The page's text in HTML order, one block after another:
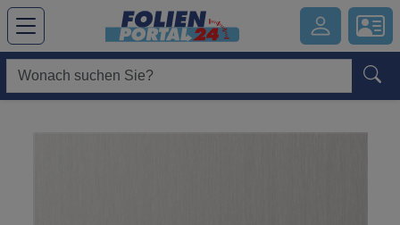
Hauptregion der Seite anspringen